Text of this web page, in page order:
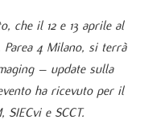
che il 12 e 13 aprile al
Parea 4 Milano, si terrà
– update sulla
ha ricevuto per il
e SCCT.